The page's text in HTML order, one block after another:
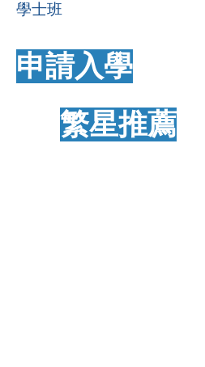
學士班
申請入學
繁星推薦